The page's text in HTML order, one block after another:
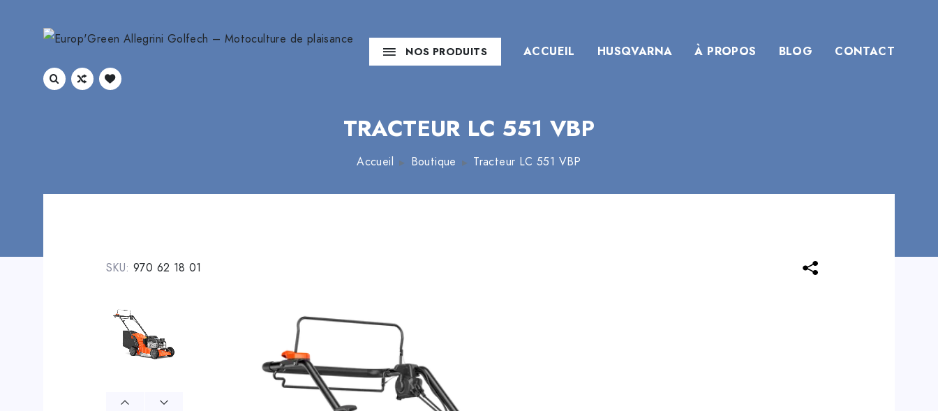
NOS PRODUITS ACCUEIL HUSQVARNA À PROPOS BLOG CONTACT
TRACTEUR LC 551 VBP
Accueil Boutique Tracteur LC 551 VBP
SKU: 970 62 18 01